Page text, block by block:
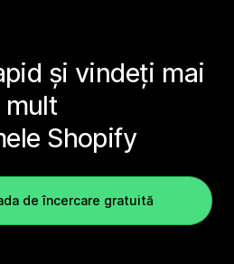
și vindeți mai
mult
Shopify
de încercare gratuită